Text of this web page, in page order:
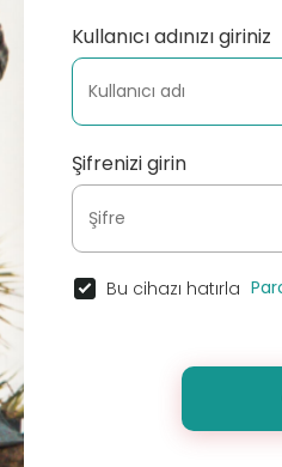
Kullanıcı adınızı giriniz
Şifrenizi girin
Bu cihazı hatırla